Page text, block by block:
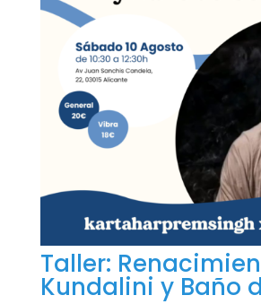
Taller:
Kundalini y Baño